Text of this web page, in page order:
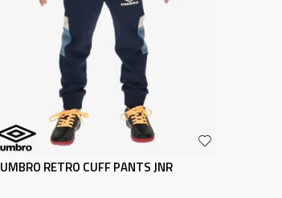
UMBRO RETRO CUFF PANTS JNR